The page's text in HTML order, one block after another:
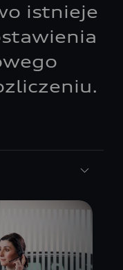
istnieje